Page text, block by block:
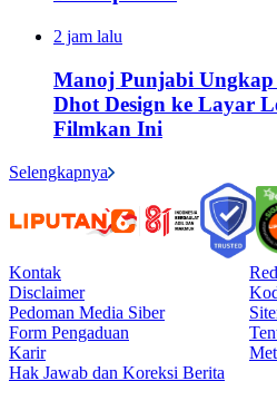
2 jam lalu
Manoj Punjabi
Dhot Design ke Layar
Filmkan Ini
Selengkapnya
Kontak
Disclaimer
Pedoman Media Siber
Form Pengaduan
Karir
Hak Jawab dan Koreksi Berita